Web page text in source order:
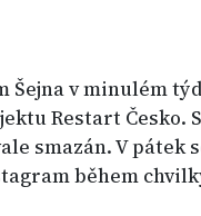
Šejna v minulém
Restart Česko.
smazán. V pátek
během